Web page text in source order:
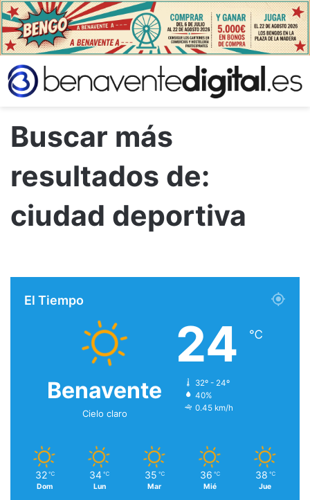
Buscar más
resultados de:
ciudad deportiva
El Tiempo
Benavente
Cielo claro
24 ℃
32º - 24º
40%
0.45 km/h
32 ℃
Dom
34 ℃
Lun
35 ℃
Mar
36 ℃
Mié
38 ℃
Jue